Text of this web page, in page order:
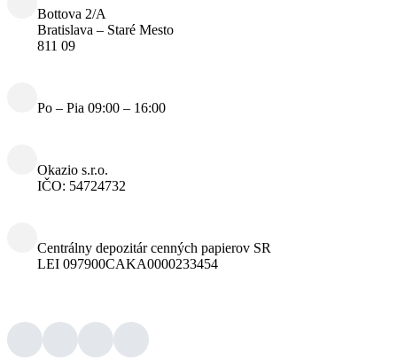
Bottova 2/A
Bratislava – Staré Mesto
811 09
Po – Pia 09:00 – 16:00
Okazio s.r.o.
IČO: 54724732
Centrálny depozitár cenných papierov SR
LEI 097900CAKA0000233454